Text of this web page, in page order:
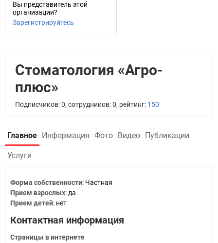
Вы представитель этой
организации?
Зарегистрируйтесь
Стоматология «Агро-
плюс»
Подписчиков: 0, сотрудников: 0, рейтинг: 150
Главное Информация Фото Видео Публикации
Услуги
Форма собственности: Частная
Прием взрослых: да
Прием детей: нет
Контактная информация
Страницы в интернете